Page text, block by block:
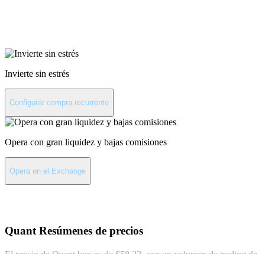
Invierte sin estrés
Configurar compra recurrente
Opera con gran liquidez y bajas comisiones
Opera en el Exchange
Quant Resúmenes de precios